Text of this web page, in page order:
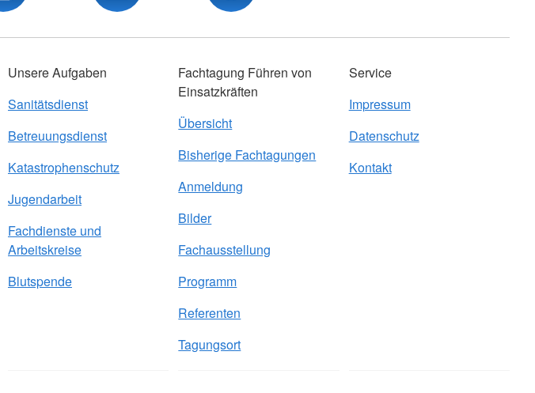
Unsere Aufgaben
Sanitätsdienst
Betreuungsdienst
Katastrophenschutz
Jugendarbeit
Fachdienste und
Arbeitskreise
Blutspende
Fachtagung Führen von
Einsatzkräften
Übersicht
Bisherige Fachtagungen
Anmeldung
Bilder
Fachausstellung
Programm
Referenten
Tagungsort
Service
Impressum
Datenschutz
Kontakt